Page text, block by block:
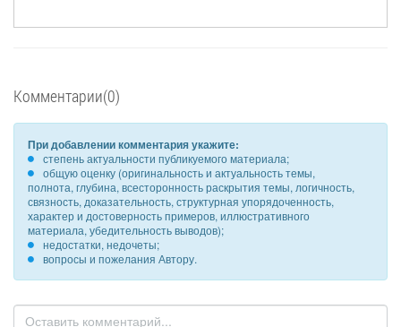
Комментарии(0)
При добавлении комментария укажите:
степень актуальности публикуемого материала;
общую оценку (оригинальность и актуальность темы,
полнота, глубина, всесторонность раскрытия темы, логичность,
связность, доказательность, структурная упорядоченность,
характер и достоверность примеров, иллюстративного
материала, убедительность выводов);
недостатки, недочеты;
вопросы и пожелания Автору.